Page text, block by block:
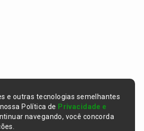
e outras tecnologias semelhantes
Política de Privacidade e
navegando, você concorda